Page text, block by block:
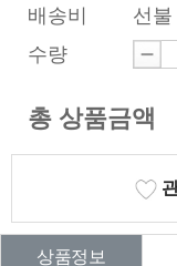
배송비
선
수량
총 상품금액
상품정보